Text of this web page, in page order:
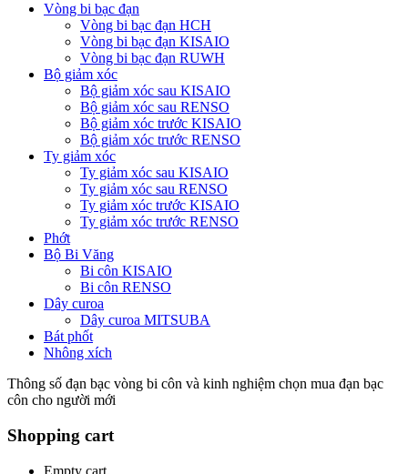
Vòng bi bạc đạn
Vòng bi bạc đạn HCH
Vòng bi bạc đạn KISAIO
Vòng bi bạc đạn RUWH
Bộ giảm xóc
Bộ giảm xóc sau KISAIO
Bộ giảm xóc sau RENSO
Bộ giảm xóc trước KISAIO
Bộ giảm xóc trước RENSO
Ty giảm xóc
Ty giảm xóc sau KISAIO
Ty giảm xóc sau RENSO
Ty giảm xóc trước KISAIO
Ty giảm xóc trước RENSO
Phớt
Bộ Bi Văng
Bi côn KISAIO
Bi côn RENSO
Dây curoa
Dây curoa MITSUBA
Bát phốt
Nhông xích
Thông số đạn bạc vòng bi côn và kinh nghiệm chọn mua đạn bạc
côn cho người mới
Shopping cart
Empty cart.